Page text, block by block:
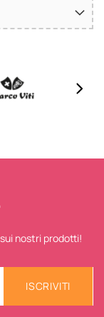
nostri prodotti!
ISCRIVITI